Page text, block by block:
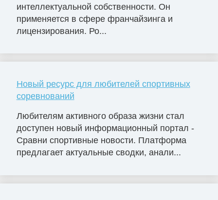
интеллектуальной собственности. Он
применяется в сфере франчайзинга и
лицензирования. Ро...
Новый ресурс для любителей спортивных
соревнований
Любителям активного образа жизни стал
доступен новый информационный портал -
Сравни спортивные новости. Платформа
предлагает актуальные сводки, анали...